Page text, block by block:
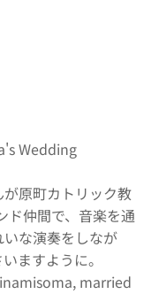
Wedding
原町カトリック教
ド仲間で、音楽を通
な演奏をしなが
ますように。
married